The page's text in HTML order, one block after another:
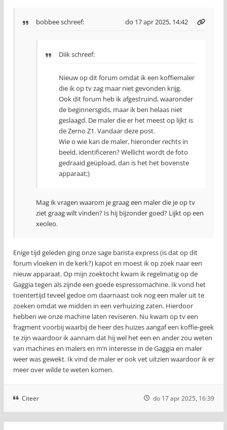
bobbeeschreef: do 17 apr 2025, 14:42
Diik schreef:
Nieuw op dit forum omdat ik een koffiemaler
die ik op tv zag maar niet gevonden krijg.
Ook dit forum heb ik afgestruind, waaronder
de beginnersgids, maar ik ben helaas niet
geslaagd. De maler die er het meest op lijkt is
de Zerno Z1. Vandaar deze post.
Wie o wie kan de maler, hieronder rechts in
beeld, identificeren? Wellicht wordt de foto
gedraaid geüpload, dan is het het bovenste
apparaat;)
Mag ik vragen waarom je graag een maler die je op tv
ziet graag wilt vinden? Is hij bijzonder goed? Lijkt op een
xeoleo.
Enige tijd geleden ging onze sage barista express (is dat op dit
forum vloeken in de kerk?) kapot en moest ik op zoek naar een
nieuw apparaat. Op mijn zoektocht kwam ik regelmatig op de
Gaggia tegen als zijnde een goede espressomachine. Ik vond het
toentertijd teveel gedoe om daarnaast ook nog een maler uit te
zoeken omdat we midden in een verhuizing zaten. Hierdoor
hebben we onze machine laten reviseren. Nu kwam op tv een
fragment voorbij waarbij de heer des huizes aangaf een koffie-geek
te zijn waardoor ik aannam dat hij wel het een en ander zou weten
van machines en malers en m’n interesse in de Gaggia en maler
weer was gewekt. Ik vind de maler er ook vet uitzien waardoor ik er
meer over wilde te weten komen.
Citeer do 17 apr 2025, 16:39